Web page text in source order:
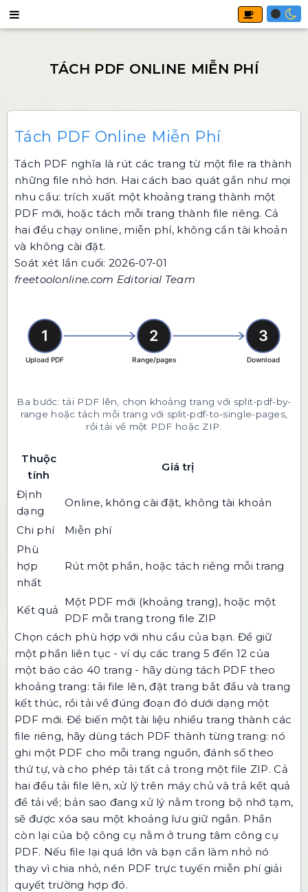
Tách PDF Online Miễn Phí
Tách PDF nghĩa là rút các trang từ một file ra thành
những file nhỏ hơn. Hai cách bao quát gần như mọi
nhu cầu: trích xuất một khoảng trang thành một
PDF mới, hoặc tách mỗi trang thành file riêng. Cả
hai đều chạy online, miễn phí, không cần tài khoản
và không cài đặt.
Soát xét lần cuối: 2026-07-01
freetoolonline.com Editorial Team
Ba bước: tải PDF lên, chọn khoảng trang với split-pdf-by-
range hoặc tách mỗi trang với split-pdf-to-single-pages,
rồi tải về một PDF hoặc ZIP.
Thuộc
tính
Giá trị
Định
dạng
Online, không cài đặt, không tài khoản
Chi phí
Miễn phí
Phù
hợp
nhất
Rút một phần, hoặc tách riêng mỗi trang
Kết quả
Một PDF mới (khoảng trang), hoặc một
PDF mỗi trang trong file ZIP
Chọn cách phù hợp với nhu cầu của bạn. Để giữ
một phần liên tục - ví dụ các trang 5 đến 12 của
một báo cáo 40 trang - hãy dùng tách PDF theo
khoảng trang: tải file lên, đặt trang bắt đầu và trang
kết thúc, rồi tải về đúng đoạn đó dưới dạng một
PDF mới. Để biến một tài liệu nhiều trang thành các
file riêng, hãy dùngtách PDF thành từng trang: nó
ghi một PDF cho mỗi trang nguồn, đánh số theo
thứ tự, và cho phép tải tất cả trong một file ZIP. Cả
hai đều tải file lên, xử lý trên máy chủ và trả kết quả
để tải về; bản sao đang xử lý nằm trong bộ nhớ tạm,
sẽ được xóa sau một khoảng lưu giữ ngắn. Phần
còn lại của bộ công cụ nằm ở trung tâm công cụ
PDF. Nếu file lại quá lớn và bạn cần làm nhỏ nó
thay vì chia nhỏ, nén PDF trực tuyến miễn phígiải
quyết trường hợp đó.